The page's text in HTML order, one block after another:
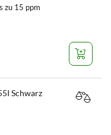
zu 15 ppm